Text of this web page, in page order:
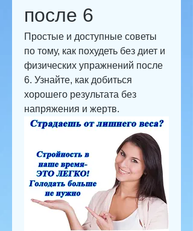
после 6
Простые и доступные советы
по тому, как похудеть без диет и
физических упражнений после
6. Узнайте, как добиться
хорошего результата без
напряжения и жертв.